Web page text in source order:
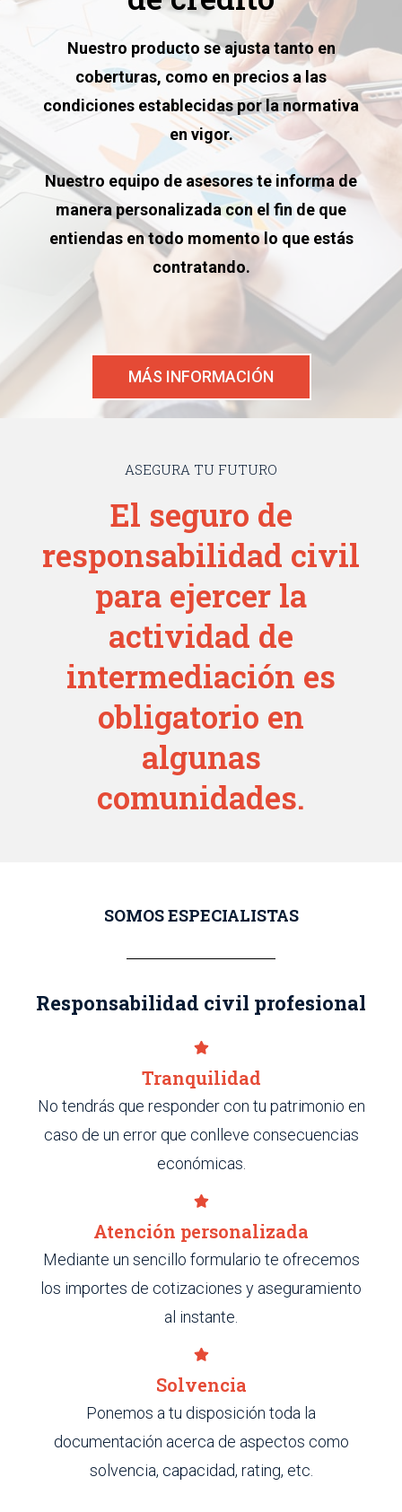
Nuestro producto se ajusta tanto en
coberturas, como en precios a las
condiciones establecidas por la normativa
en vigor.
Nuestro equipo de asesores te informa de
manera personalizada con el fin de que
entiendas en todo momento lo que estás
contratando.
MÁS INFORMACIÓN
ASEGURA TU FUTURO
El seguro de
responsabilidad civil
para ejercer la
actividad de
intermediación es
obligatorio en
algunas
comunidades.
SOMOS ESPECIALISTAS
Responsabilidad civil profesional
Tranquilidad
No tendrás que responder con tu patrimonio en
caso de un error que conlleve consecuencias
económicas.
Atención personalizada
Mediante un sencillo formulario te ofrecemos
los importes de cotizaciones y aseguramiento
al instante.
Solvencia
Ponemos a tu disposición toda la
documentación acerca de aspectos como
solvencia, capacidad, rating, etc.